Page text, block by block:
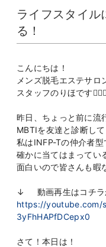
ライフスタイル
る！
こんにちは！
メンズ脱毛エステサロ
スタッフのりほです👩🏻‍⚕️
昨日、ちょっと前に流
MBTIを友達と診断して
私はINFP-Tの仲介者型
確かに当てはまってい
面白いので皆さんも暇
↓ 動画再生はコチ
https://youtube.com/
3yFhHAPfDCepx0
さて！本日は！